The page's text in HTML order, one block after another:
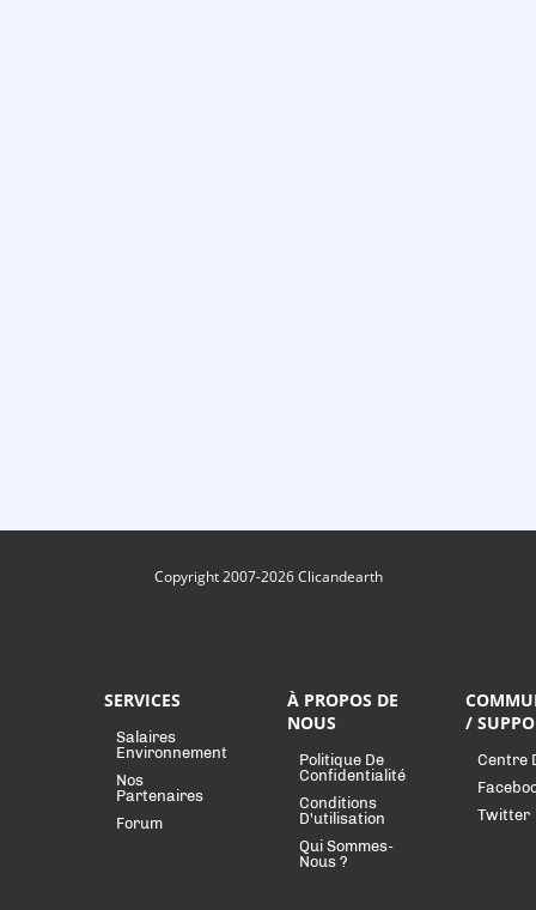
Copyright 2007-2026 Clicandearth
SERVICES
Salaires
Environnement
Nos
Partenaires
Forum
À PROPOS DE
NOUS
Politique De
Confidentialité
Conditions
D'utilisation
Qui Sommes-
Nous ?
/
Centre
Twitter